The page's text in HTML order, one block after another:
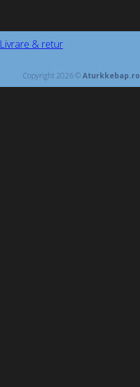
Livrare & retur
Copyright 2026 ©Aturkkebap.ro